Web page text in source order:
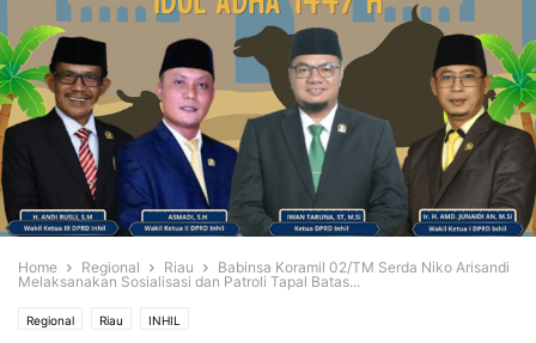
Home Regional Riau
Babinsa Koramil 02/TM Serda Niko Arisandi
Melaksanakan Sosialisasi dan Patroli Tapal Batas...
Regional Riau INHIL